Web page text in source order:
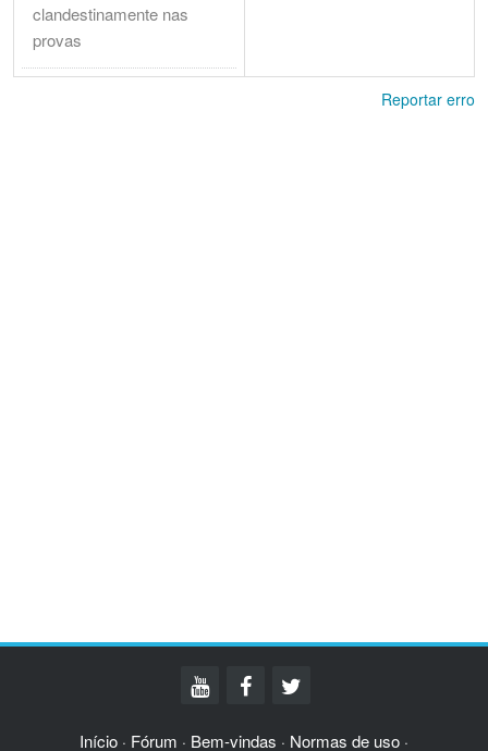
clandestinamente nas
provas
Reportar erro
Início · Fórum · Bem-vindas · Normas de uso ·